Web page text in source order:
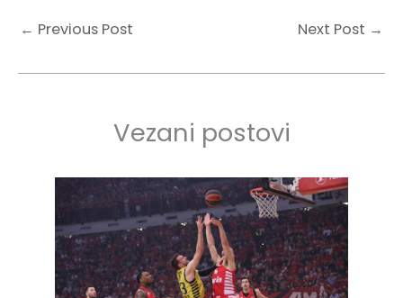
← Previous Post Next Post →
Vezani postovi